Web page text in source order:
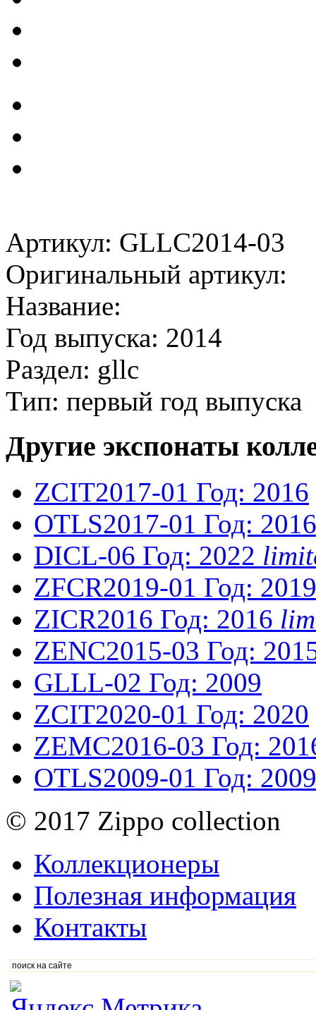
Артикул: GLLC2014-03
Оригинальный артикул:
Название:
Год выпуска: 2014
Раздел: gllc
Тип: первый год выпуска
Другие экспонаты
ZCIT2017-01 Год: 2016
OTLS2017-01 Год: 2016
DICL-06 Год: 2022
ZFCR2019-01 Год: 2019
ZICR2016 Год: 2016
ZENC2015-03 Год:
GLLL-02 Год: 2009
ZCIT2020-01 Год: 2020
ZEMC2016-03 Год:
OTLS2009-01 Год: 2009
© 2017 Zippo collection
Коллекционеры
Полезная информация
Контакты